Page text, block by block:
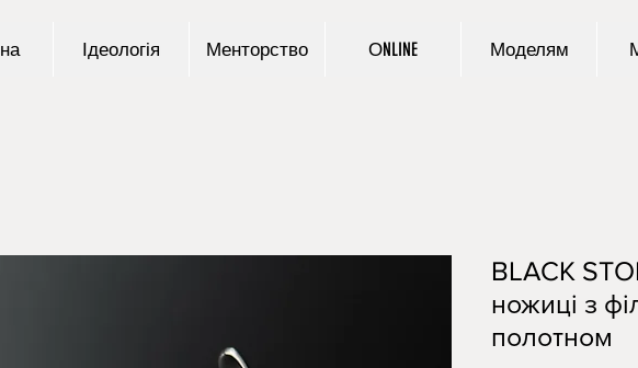
Ідеологія Менторство ОNLINE Моделям
BLACK
ножиці з
полотном